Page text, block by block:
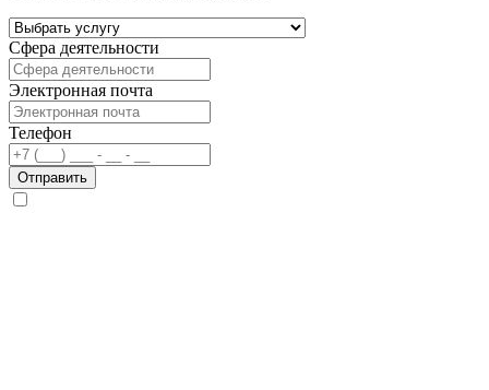
Сфера деятельности
Электронная почта
Телефон
Отправить